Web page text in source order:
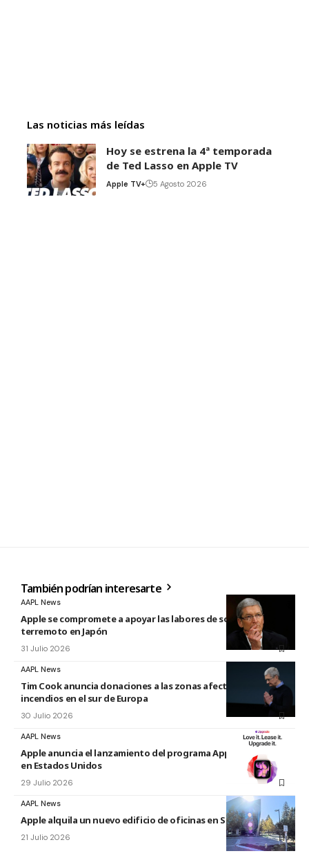
Las noticias más leídas
Hoy se estrena la 4ª temporada
de Ted Lasso en Apple TV
Apple TV+ 5 Agosto 2026
También podrían interesarte
AAPL News
Apple se compromete a apoyar las labores de socorro tras el
terremoto en Japón
31 Julio 2026
AAPL News
Tim Cook anuncia donaciones a las zonas afectadas por los
incendios en el sur de Europa
30 Julio 2026
AAPL News
Apple anuncia el lanzamiento del programa Apple Upgrade
en Estados Unidos
29 Julio 2026
AAPL News
Apple alquila un nuevo edificio de oficinas en Sunnyvale
21 Julio 2026